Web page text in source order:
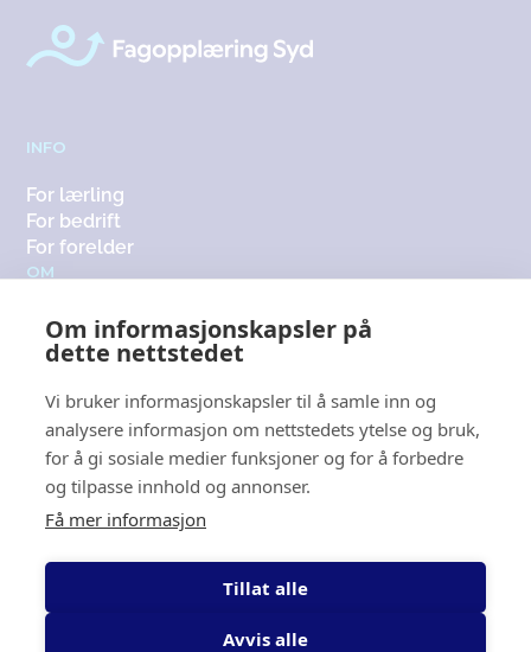
INFO
For lærling
For bedrift
For forelder
OM
Om oss
Medlemsbedrifter
KONTAKT
+47 416 12 565
post@fagoppsyd.no
Lokasjon
Du finner oss både iMandal,
Tvedestrand.
Om informasjonskapsler på
dette nettstedet
Vi bruker informasjonskapsler til å samle inn og
analysere informasjon om nettstedets ytelse og bruk,
for å gi sosiale medier funksjoner og for å forbedre
og tilpasse innhold og annonser.
Få mer informasjon
Tillat alle
Avvis alle